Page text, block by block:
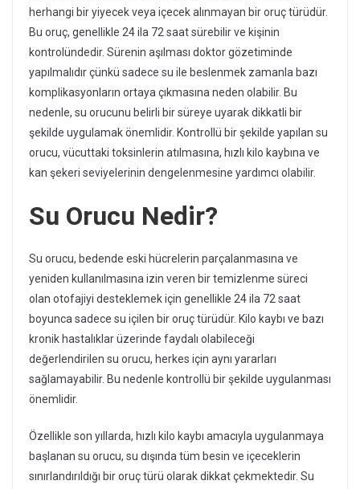
herhangi bir yiyecek veya içecek alınmayan bir oruç türüdür.
Bu oruç, genellikle 24 ila 72 saat sürebilir ve kişinin
kontrolündedir. Sürenin aşılması doktor gözetiminde
yapılmalıdır çünkü sadece su ile beslenmek zamanla bazı
komplikasyonların ortaya çıkmasına neden olabilir. Bu
nedenle, su orucunu belirli bir süreye uyarak dikkatli bir
şekilde uygulamak önemlidir. Kontrollü bir şekilde yapılan su
orucu, vücuttaki toksinlerin atılmasına, hızlı kilo kaybına ve
kan şekeri seviyelerinin dengelenmesine yardımcı olabilir.
Su Orucu Nedir?
Su orucu, bedende eski hücrelerin parçalanmasına ve
yeniden kullanılmasına izin veren bir temizlenme süreci
olan otofajiyi desteklemek için genellikle 24 ila 72 saat
boyunca sadece su içilen bir oruç türüdür. Kilo kaybı ve bazı
kronik hastalıklar üzerinde faydalı olabileceği
değerlendirilen su orucu, herkes için aynı yararları
sağlamayabilir. Bu nedenle kontrollü bir şekilde uygulanması
önemlidir.
Özellikle son yıllarda, hızlı kilo kaybı amacıyla uygulanmaya
başlanan su orucu, su dışında tüm besin ve içeceklerin
sınırlandırıldığı bir oruç türü olarak dikkat çekmektedir. Su